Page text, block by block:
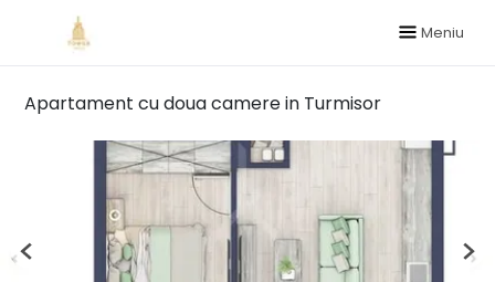
Meniu
Apartament cu doua camere in Turmisor
Previous